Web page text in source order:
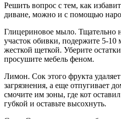
Решить вопрос с тем, как
диване, можно и с помощью
Глицериновое мыло. Тщательно
участок обивки, подержите 5-10
жесткой щеткой. Уберите
просушите мебель феном.
Лимон. Сок этого фрукта
загрязнения, а еще отпугивает
смочите им зоны, где кот
губкой и оставьте высохнуть.